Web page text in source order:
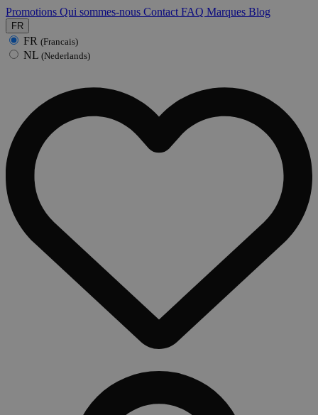
Promotions Qui sommes-nous Contact FAQ Marques Blog
FR
FR (Francais)
NL (Nederlands)